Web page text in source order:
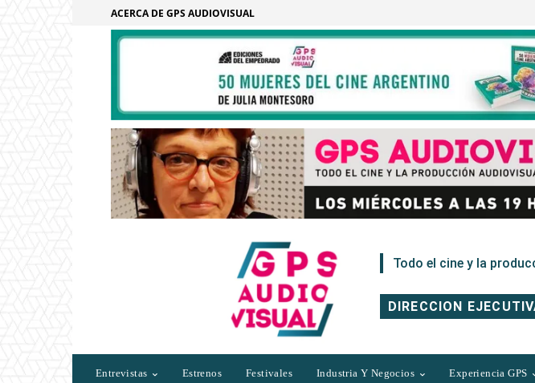
ACERCA DE GPS AUDIOVISUAL
Todo el cine y la
DIRECCION
Entrevistas Estrenos Festivales Industria Y Negocios Experiencia GPS